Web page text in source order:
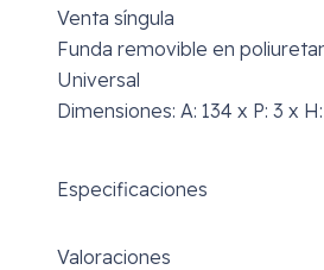
Venta síngula
Funda removible en
Universal
Dimensiones: A: 134 x P: 3 x
Especificaciones
Valoraciones